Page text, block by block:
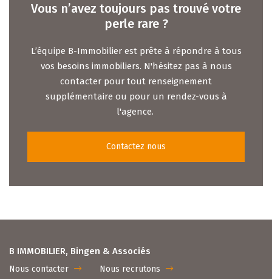
Vous n’avez toujours pas trouvé votre
perle rare ?
L’équipe B-Immobilier est prête à répondre à tous
vos besoins immobiliers. N'hésitez pas à nous
contacter pour tout renseignement
supplémentaire ou pour un rendez-vous à
l'agence.
Contactez nous
B IMMOBILIER, Bingen & Associés
Nous contacter Nous recrutons